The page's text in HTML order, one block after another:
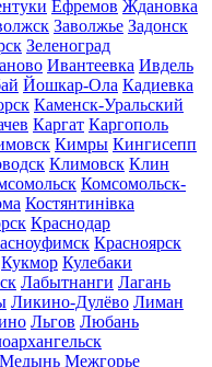
Ефремов Ждановка
Заволжье Задонск
Зеленоград
Ивантеевка Ивдель
Йошкар-Ола Кадиевка
Каменск-Уральский
Каргат Каргополь
Кимры Кингисепп
Климовск Клин
Комсомольск-
Костянтинівка
Краснодар
Красноярск
Кукмор Кулебаки
Лабытнанги Лагань
Ликино-Дулёво Лиман
Льгов Любань
Медынь Межгорье